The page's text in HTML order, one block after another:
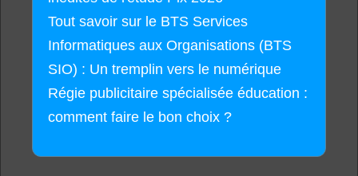
Tout savoir sur le BTS Services
Informatiques aux Organisations (BTS
SIO) : Un tremplin vers le numérique
Régie publicitaire spécialisée éducation :
comment faire le bon choix ?